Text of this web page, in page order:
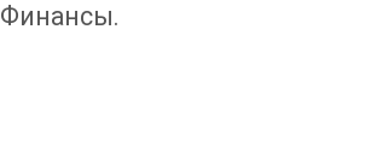
Финансы.